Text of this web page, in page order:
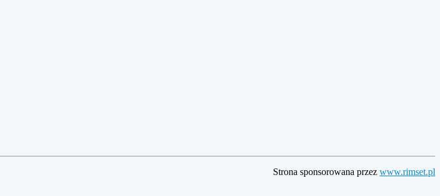
Strona sponsorowana przez www.rimset.pl